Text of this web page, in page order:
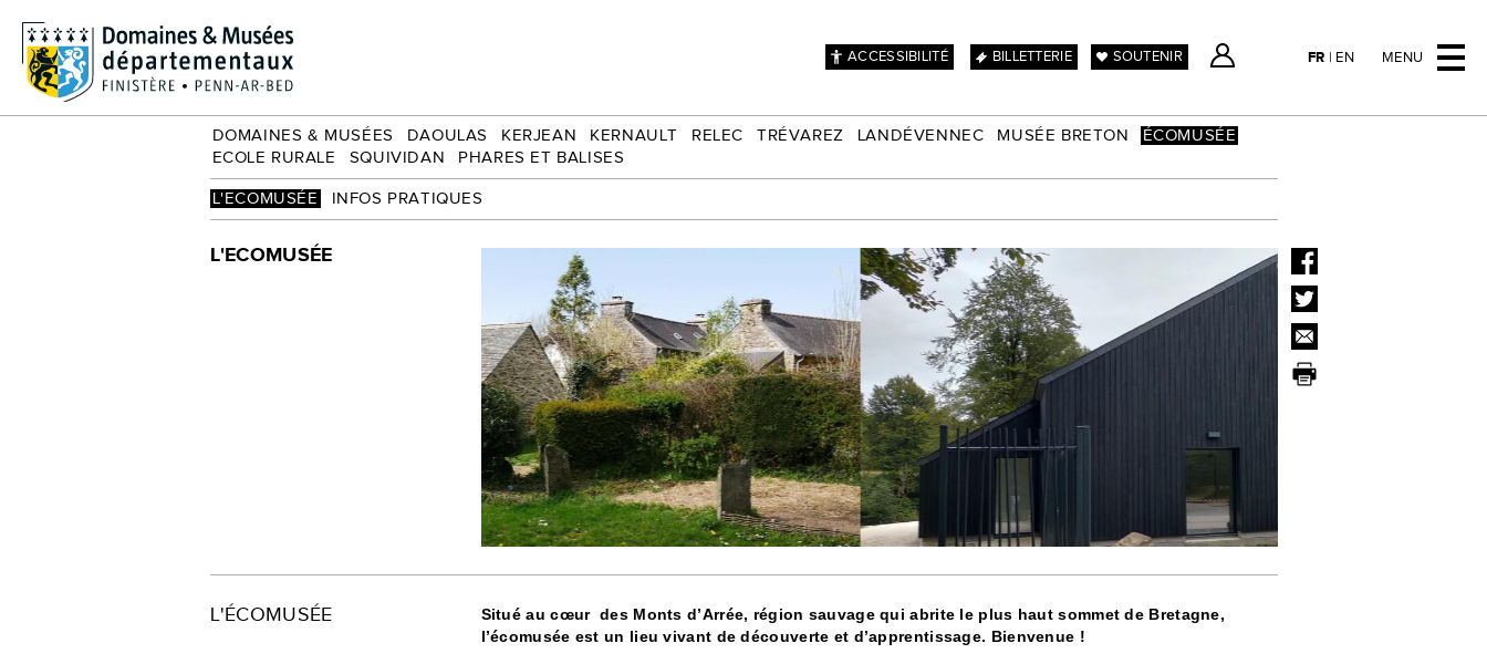
ACCESSIBILITÉ BILLETTERIE SOUTENIR FR | EN MENU
Ecole rurale
Squividan
Phares et balises
DOMAINES & MUSÉES DAOULAS KERJEAN KERNAULT RELEC TRÉVAREZ LANDÉVENNEC MUSÉE BRETON
ÉCOMUSÉE
ECOLE RURALE
SQUIVIDAN PHARES ET BALISES
L'ECOMUSÉE INFOS PRATIQUES
L'ECOMUSÉE
L'ÉCOMUSÉE
Situé au cœur des Monts d’Arrée, région sauvage qui abrite le plus haut sommet de Bretagne,
l’écomusée est un lieu vivant de découverte et d’apprentissage. Bienvenue !